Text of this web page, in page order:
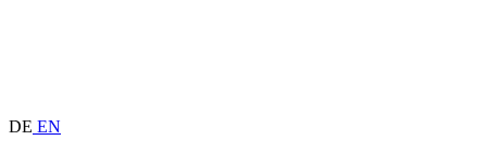
DE EN